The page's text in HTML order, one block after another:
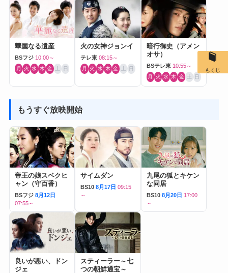
華麗なる遺産
BSフジ 10:00～
月 火 水 木 金 土 日
火の女神ジョンイ
テレ東 08:15～
月 火 水 木 金 土 日
暗行御史（アメン
オサ）
BSテレ東 10:55～
月 火 水 木 金 土 日
もうすぐ放映開始
帝王の娘スベクヒ
ャン（守百香）
BSフジ 8月12日
07:55～
サイムダン
BS10 8月17日 09:15
～
九尾の狐とキケン
な同居
BS10 8月20日 17:00
～
良いが悪い、ドン
ジェ
スティーラー～七
つの朝鮮通宝～
もくじ